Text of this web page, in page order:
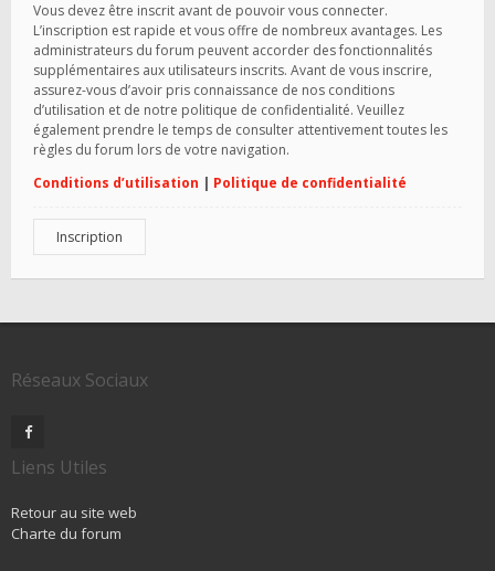
Vous devez être inscrit avant de pouvoir vous connecter.
L’inscription est rapide et vous offre de nombreux avantages. Les
administrateurs du forum peuvent accorder des fonctionnalités
supplémentaires aux utilisateurs inscrits. Avant de vous inscrire,
assurez-vous d’avoir pris connaissance de nos conditions
d’utilisation et de notre politique de confidentialité. Veuillez
également prendre le temps de consulter attentivement toutes les
règles du forum lors de votre navigation.
Conditions d’utilisation | Politique de confidentialité
Inscription
Réseaux Sociaux
Liens Utiles
Retour au site web
Charte du forum